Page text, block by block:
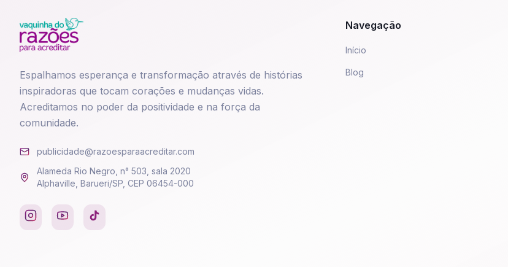
Espalhamos esperança e transformação através de histórias
inspiradoras que tocam corações e mudanças vidas.
Acreditamos no poder da positividade e na força da
comunidade.
publicidade@razoesparaacreditar.com
Alameda Rio Negro, n° 503, sala 2020
Alphaville, Barueri/SP, CEP 06454-000
Navegação
Início
Blog